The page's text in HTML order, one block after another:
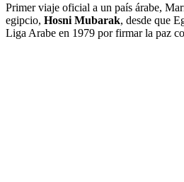
Primer viaje oficial a un país árabe,
egipcio, Hosni Mubarak, desde que
Liga Arabe en 1979 por firmar la paz